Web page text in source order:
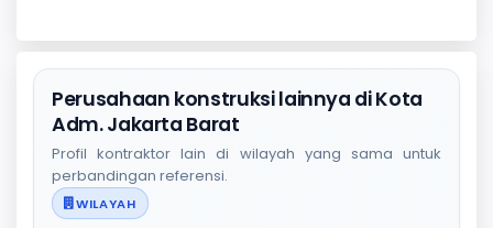
Perusahaan konstruksi lainnya di Kota
Adm. Jakarta Barat
Profil kontraktor lain di wilayah yang sama untuk
perbandingan referensi.
WILAYAH